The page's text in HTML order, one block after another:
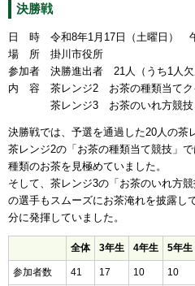
決勝戦
日 時 令和8年1月17日（土曜日）
場 所 掛川市役所
参加者 決勝進出者 21人（うち1人欠
内 容 茶レンジ2 お茶の種類当て
茶レンジ3 お茶のいれ方
決勝戦では、予選を通過した20人の茶
茶レンジ2の「お茶の種類当て競技」
種類のお茶を見極めていました。
そして、茶レンジ3の「お茶のいれ方
の選手もスムーズにお茶淹れを披露し
分に発揮していました。
全体 3年生 4年生 5年生
参加者数 41 17 10 10